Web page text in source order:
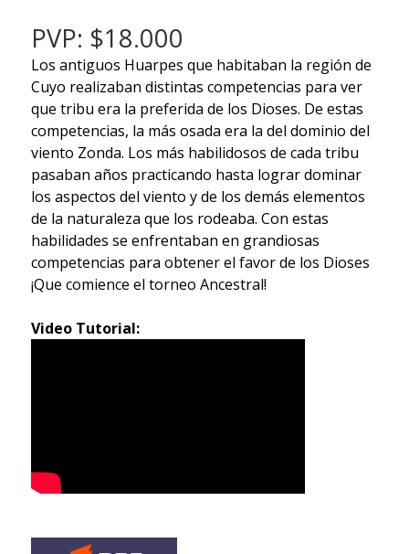
PVP: $18.000
Los antiguos Huarpes que habitaban la región de
Cuyo realizaban distintas competencias para ver
que tribu era la preferida de los Dioses. De estas
competencias, la más osada era la del dominio del
viento Zonda. Los más habilidosos de cada tribu
pasaban años practicando hasta lograr dominar
los aspectos del viento y de los demás elementos
de la naturaleza que los rodeaba. Con estas
habilidades se enfrentaban en grandiosas
competencias para obtener el favor de los Dioses
¡Que comience el torneo Ancestral!
Video Tutorial: